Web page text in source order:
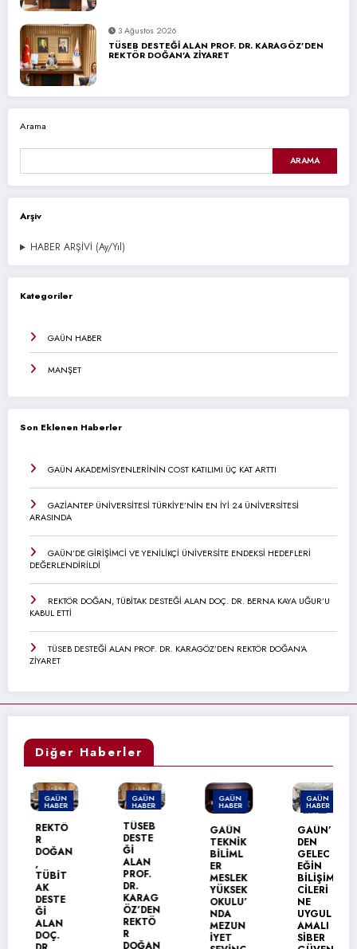
3 Ağustos 2026
TÜSEB DESTEĞİ ALAN PROF. DR. KARAGÖZ’DEN
REKTÖR DOĞAN’A ZİYARET
Arama
ARAMA
Arşiv
HABER ARŞİVİ (Ay/Yıl)
Kategoriler
GAÜN HABER
MANŞET
Son Eklenen Haberler
GAÜN AKADEMİSYENLERİNİN COST KATILIMI ÜÇ KAT ARTTI
GAZİANTEP ÜNİVERSİTESİ TÜRKİYE’NİN EN İYİ 24 ÜNİVERSİTESİ
ARASINDA
GAÜN’DE GİRİŞİMCİ VE YENİLİKÇİ ÜNİVERSİTE ENDEKSİ HEDEFLERİ
DEĞERLENDİRİLDİ
REKTÖR DOĞAN, TÜBİTAK DESTEĞİ ALAN DOÇ. DR. BERNA KAYA UĞUR’U
KABUL ETTİ
TÜSEB DESTEĞİ ALAN PROF. DR. KARAGÖZ’DEN REKTÖR DOĞAN’A
ZİYARET
Diğer Haberler
GAÜN
HABER
REKTÖ
DOĞAN
TÜBİT
AK
DESTE
Ğİ
ALAN
DOÇ.
GAÜN
HABER
TÜSEB
DESTE
Ğİ
ALAN
PROF.
DR.
KARAG
ÖZ’DEN
REKTÖ
DOĞAN
GAÜN
HABER
GAÜN
TEKNİK
BİLİML
ER
MESLEK
YÜKSEK
OKULU’
NDA
MEZUN
İYET
GAÜN
HABER
GAÜN’
DEN
GELEC
EĞİN
BİLİŞİM
CİLERİ
NE
UYGUL
AMALI
SİBER